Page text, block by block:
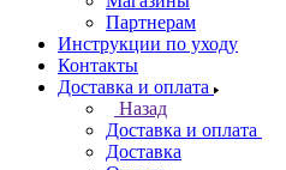
Партнерам
Инструкции по уходу
Контакты
Доставка и оплата
Назад
Доставка и оплата
Доставка